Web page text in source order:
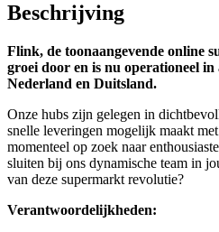
Beschrijving
Flink, de toonaangevende online
groei door en is nu operationeel in
Nederland en Duitsland.
Onze hubs zijn gelegen in
snelle leveringen mogelijk maakt
momenteel op zoek naar
sluiten bij ons dynamische team in
van deze supermarkt revolutie?
Verantwoordelijkheden: